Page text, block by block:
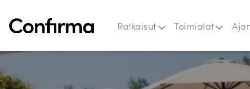
Ratkaisut
Toimialat
Blogit ja